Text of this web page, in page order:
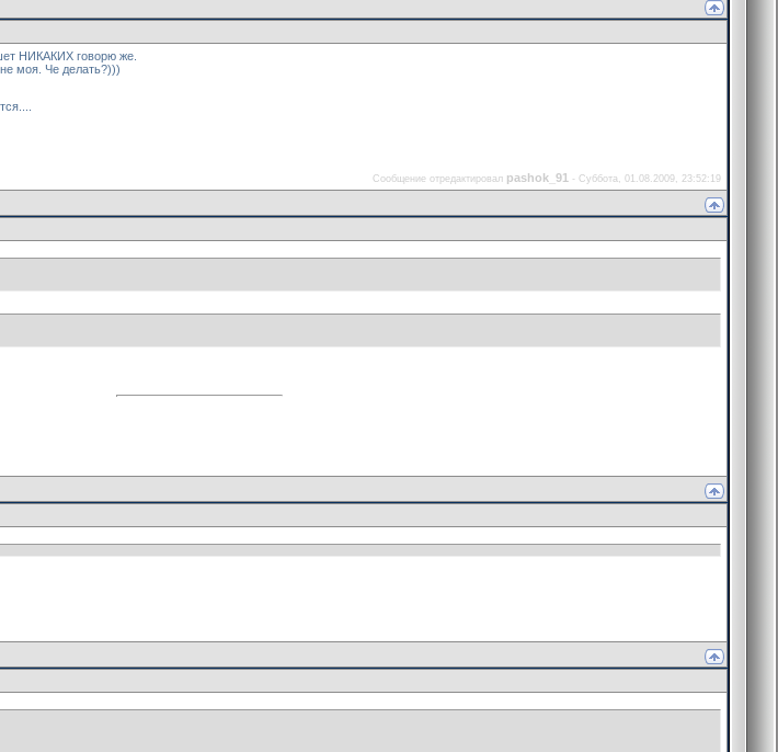
НИКАКИХ говорю же.
моя. Че делать?)))
Сообщение отредактировал pashok_91 - Суббота, 01.08.2009, 23:52:19